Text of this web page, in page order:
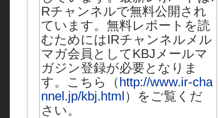
Rチャンネルで無料公開され
ています。無料レポートを読
むためにはIRチャンネルメル
マガ会員としてKBJメールマ
ガジン登録が必要となりま
す。こちら（http://www.ir-cha
nnel.jp/kbj.html ）をご覧くだ
さい。